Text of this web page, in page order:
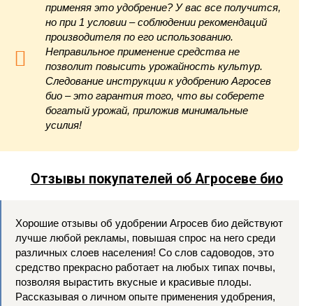
применяя это удобрение? У вас все получится,
но при 1 условии – соблюдении рекомендаций
производителя по его использованию.
Неправильное применение средства не
позволит повысить урожайность культур.
Следование инструкции к удобрению Агросев
био – это гарантия того, что вы соберете
богатый урожай, приложив минимальные
усилия!
Отзывы покупателей об Агросеве био
Хорошие отзывы об удобрении Агросев био действуют
лучше любой рекламы, повышая спрос на него среди
различных слоев населения! Со слов садоводов, это
средство прекрасно работает на любых типах почвы,
позволяя вырастить вкусные и красивые плоды.
Рассказывая о личном опыте применения удобрения,